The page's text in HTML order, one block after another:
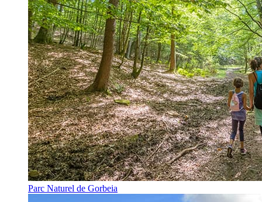
Parc Naturel de Gorbeia